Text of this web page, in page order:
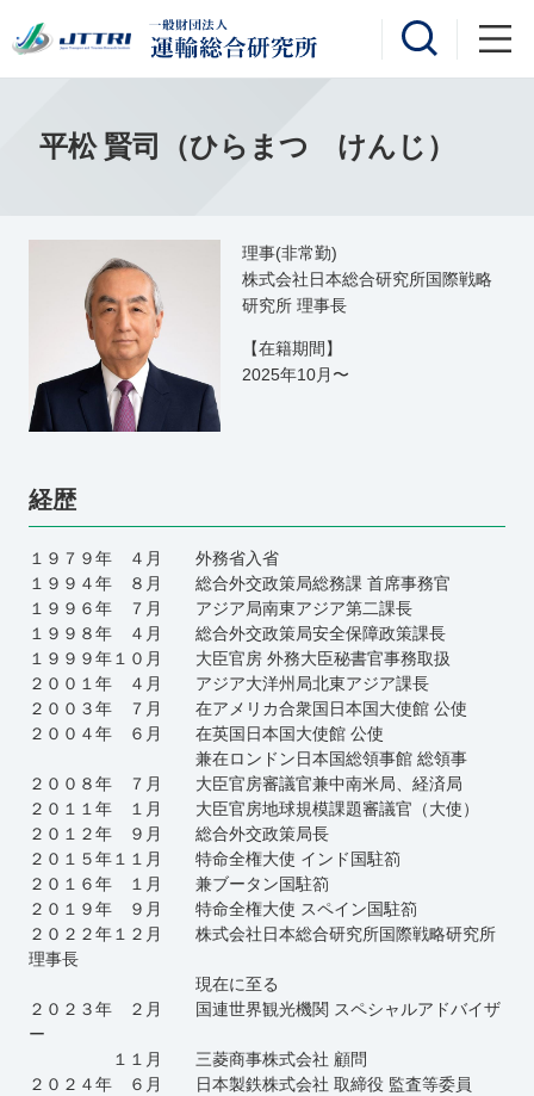
平松 賢司（ひらまつ けんじ）
理事(非常勤)
株式会社日本総合研究所国際戦略
研究所 理事長
【在籍期間】
2025年10月〜
経歴
１９７９年 ４月 外務省入省
１９９４年 ８月 総合外交政策局総務課 首席事務官
１９９６年 ７月 アジア局南東アジア第二課長
１９９８年 ４月 総合外交政策局安全保障政策課長
１９９９年１０月 大臣官房 外務大臣秘書官事務取扱
２００１年 ４月 アジア大洋州局北東アジア課長
２００３年 ７月 在アメリカ合衆国日本国大使館 公使
２００４年 ６月 在英国日本国大使館 公使
兼在ロンドン日本国総領事館 総領事
２００８年 ７月 大臣官房審議官兼中南米局、経済局
２０１１年 １月 大臣官房地球規模課題審議官（大使）
２０１２年 ９月 総合外交政策局長
２０１５年１１月 特命全権大使 インド国駐箚
２０１６年 １月 兼ブータン国駐箚
２０１９年 ９月 特命全権大使 スペイン国駐箚
２０２２年１２月 株式会社日本総合研究所国際戦略研究所
理事長
現在に至る
２０２３年 ２月 国連世界観光機関 スペシャルアドバイザ
ー
１１月 三菱商事株式会社 顧問
２０２４年 ６月 日本製鉄株式会社 取締役 監査等委員